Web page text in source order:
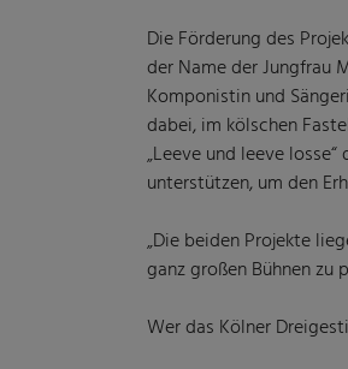
Die Förderung des
der Name der Jungfrau
Komponistin und
dabei, im kölschen
„Leeve und leeve
unterstützen, um den
„Die beiden Projekte
ganz großen Bühnen zu
Wer das Kölner